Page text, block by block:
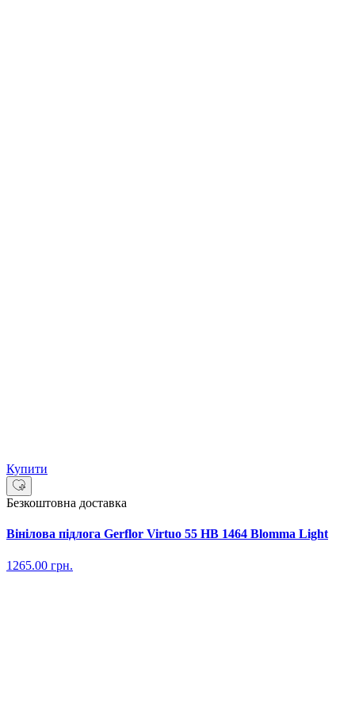
Купити
Безкоштовна доставка
Вінілова підлога Gerflor Virtuo 55 HB 1464 Blomma Light
1265.00 грн.